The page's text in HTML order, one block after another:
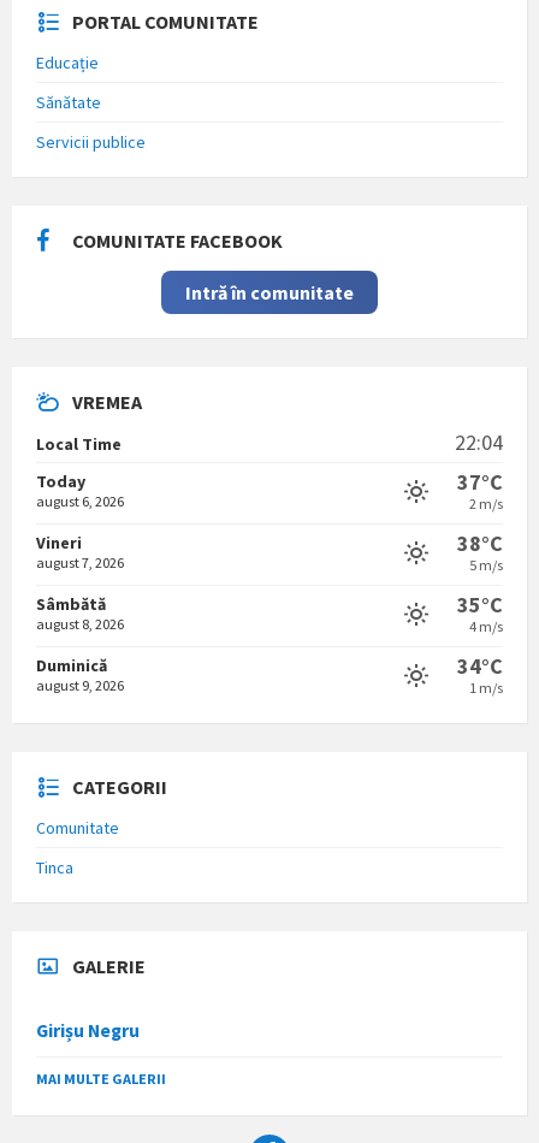
PORTAL COMUNITATE
Educație
Sănătate
Servicii publice
COMUNITATE FACEBOOK
Intră în comunitate
VREMEA
Local Time 22:04
Today
august 6, 2026
37°C
2 m/s
Vineri
august 7, 2026
38°C
5 m/s
Sâmbătă
august 8, 2026
35°C
4 m/s
Duminică
august 9, 2026
34°C
1 m/s
CATEGORII
Comunitate
Tinca
GALERIE
Girișu Negru
MAI MULTE GALERII